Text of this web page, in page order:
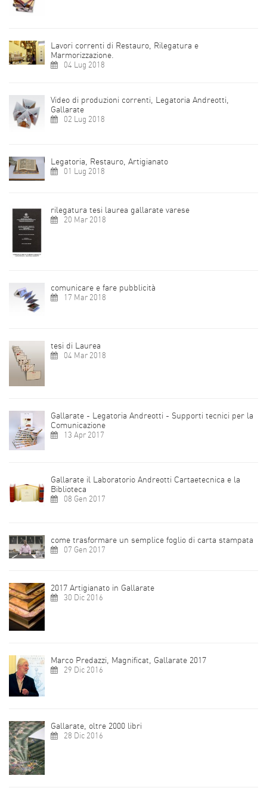
Lavori correnti di Restauro, Rilegatura e
Marmorizzazione.
04 Lug 2018
Video di produzioni correnti, Legatoria Andreotti,
Gallarate
02 Lug 2018
Legatoria, Restauro, Artigianato
01 Lug 2018
rilegatura tesi laurea gallarate varese
20 Mar 2018
comunicare e fare pubblicità
17 Mar 2018
tesi di Laurea
04 Mar 2018
Gallarate - Legatoria Andreotti - Supporti tecnici per la
Comunicazione
13 Apr 2017
Gallarate il Laboratorio Andreotti Cartaetecnica e la
Biblioteca
08 Gen 2017
come trasformare un semplice foglio di carta stampata
07 Gen 2017
2017 Artigianato in Gallarate
30 Dic 2016
Marco Predazzi, Magnificat, Gallarate 2017
29 Dic 2016
Gallarate, oltre 2000 libri
28 Dic 2016